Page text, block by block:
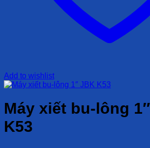
Add to wishlist
Máy xiết bu-lông
K53